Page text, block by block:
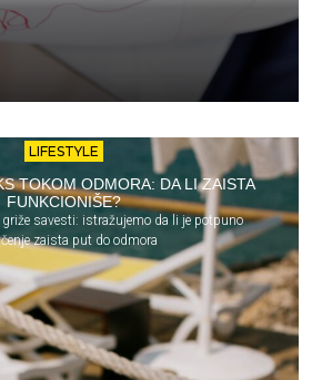
LIFESTYLE
TOKOM ODMORA: DA LI ZAISTA
FUNKCIONIŠE?
griže savesti: istražujemo da li je potpuno
zaista put do odmora